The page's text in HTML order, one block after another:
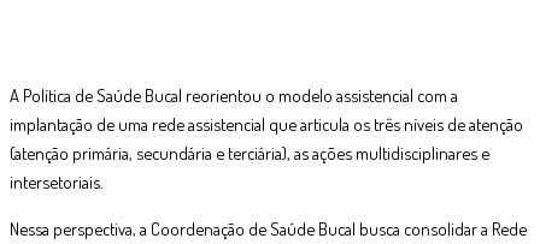
A Política de Saúde Bucal reorientou o modelo assistencial com a
implantação de uma rede assistencial que articula os três níveis de atenção
(atenção primária, secundária e terciária), as ações multidisciplinares e
intersetoriais.
Nessa perspectiva, a Coordenação de Saúde Bucal busca consolidar a Rede